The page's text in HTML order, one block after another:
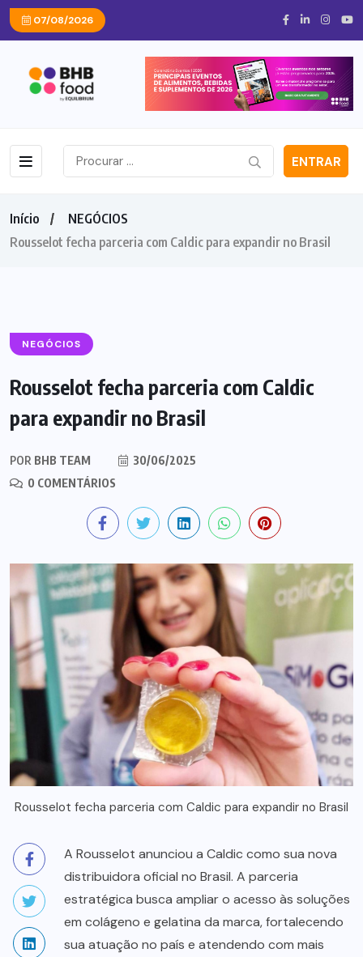
07/08/2026
ENTRAR
Início
NEGÓCIOS
Rousselot fecha parceria com Caldic para expandir no Brasil
NEGÓCIOS
Rousselot fecha parceria com Caldic
para expandir no Brasil
POR BHB TEAM
30/06/2025
0 COMENTÁRIOS
Rousselot fecha parceria com Caldic para expandir no Brasil
A Rousselot anunciou a Caldic como sua nova
distribuidora oficial no Brasil. A parceria
estratégica busca ampliar o acesso às soluções
em colágeno e gelatina da marca, fortalecendo
sua atuação no país e atendendo com mais